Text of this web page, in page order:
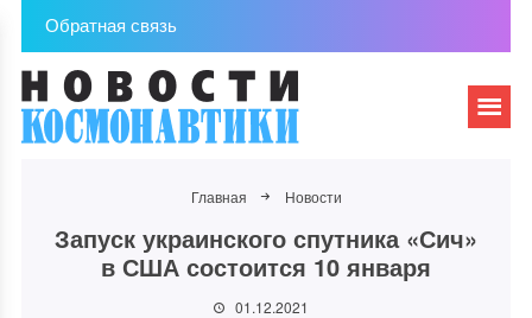
Обратная связь
Главная Новости
Запуск украинского спутника «Сич»
в США состоится 10 января
01.12.2021